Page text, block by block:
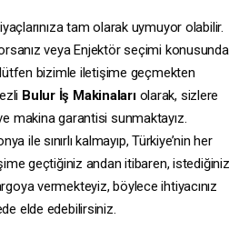
tam olarak uymuyor olabilir.
veya Enjektör seçimi konusunda
lütfen bizimle iletişime geçmekten
Bulur İş Makinalarıolarak, sizlere
makina garantisi sunmaktayız.
ile sınırlı kalmayıp, Türkiye’nin her
geçtiğiniz andan itibaren, istediğiniz
vermekteyiz, böylece ihtiyacınız
elde edebilirsiniz.